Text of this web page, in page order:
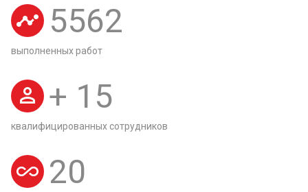
5562
выполненных работ
+ 15
квалифицированных сотрудников
20